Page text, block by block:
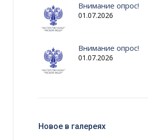
Внимание опрос!
01.07.2026
Внимание опрос!
01.07.2026
Новое в галереях